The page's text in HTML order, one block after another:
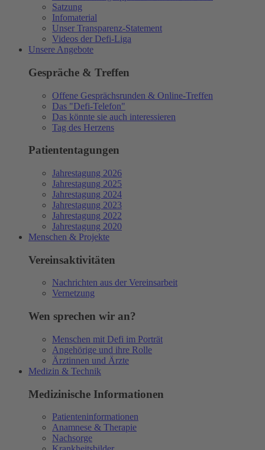
Satzung
Infomaterial
Unser Transparenz-Statement
Videos der Defi-Liga
Unsere Angebote
Gespräche & Treffen
Offene Gesprächsrunden & Online-Treffen
Das "Defi-Telefon"
Das könnte sie auch interessieren
Tag des Herzens
Patiententagungen
Jahrestagung 2026
Jahrestagung 2025
Jahrestagung 2024
Jahrestagung 2023
Jahrestagung 2022
Jahrestagung 2020
Menschen & Projekte
Vereinsaktivitäten
Nachrichten aus der Vereinsarbeit
Vernetzung
Wen sprechen wir an?
Menschen mit Defi im Porträt
Angehörige und ihre Rolle
Ärztinnen und Ärzte
Medizin & Technik
Medizinische Informationen
Patienteninformationen
Anamnese & Therapie
Nachsorge